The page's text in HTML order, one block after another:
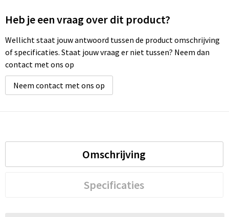
Heb je een vraag over dit product?
Wellicht staat jouw antwoord tussen de product omschrijving
of specificaties. Staat jouw vraag er niet tussen? Neem dan
contact met ons op
Neem contact met ons op
Omschrijving
Specificaties